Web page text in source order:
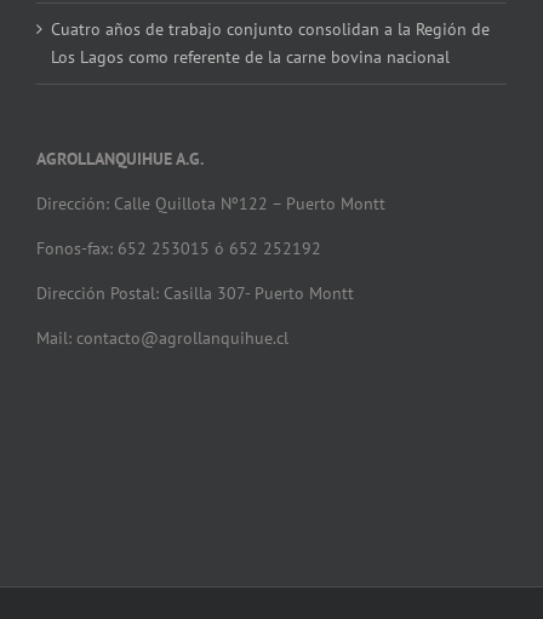
Cuatro años de trabajo conjunto consolidan a la Región de
Los Lagos como referente de la carne bovina nacional
AGROLLANQUIHUE A.G.
Dirección: Calle Quillota Nº122 – Puerto Montt
Fonos-fax: 652 253015 ó 652 252192
Dirección Postal: Casilla 307- Puerto Montt
Mail: contacto@agrollanquihue.cl